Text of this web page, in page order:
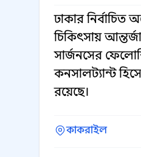
ঢাকার
চিকিৎসায়
সার্জনসের
কনসালট্যান্ট
রয়েছে।
কাকরাইল